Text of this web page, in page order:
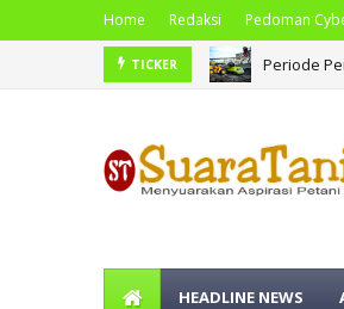
Home Redaksi Pedoman
TICKER
Periode
Mentan
HEADLINE NEWS